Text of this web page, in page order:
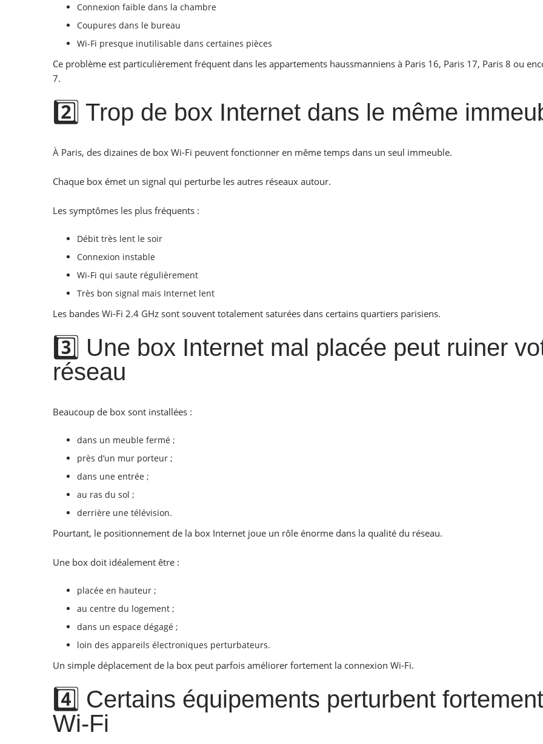
Connexion faible dans la chambre
Coupures dans le bureau
Wi-Fi presque inutilisable dans certaines pièces
Ce problème est particulièrement fréquent dans les appartements haussmanniens à Paris 16, Paris 17, Paris 8 ou
7.
2️⃣ Trop de box Internet dans le même
À Paris, des dizaines de box Wi-Fi peuvent fonctionner en même temps dans un seul immeuble.
Chaque box émet un signal qui perturbe les autres réseaux autour.
Les symptômes les plus fréquents :
Débit très lent le soir
Connexion instable
Wi-Fi qui saute régulièrement
Très bon signal mais Internet lent
Les bandes Wi-Fi 2.4 GHz sont souvent totalement saturées dans certains quartiers parisiens.
3️⃣ Une box Internet mal placée peut ruiner
réseau
Beaucoup de box sont installées :
dans un meuble fermé ;
près d’un mur porteur ;
dans une entrée ;
au ras du sol ;
derrière une télévision.
Pourtant, le positionnement de la box Internet joue un rôle énorme dans la qualité du réseau.
Une box doit idéalement être :
placée en hauteur ;
au centre du logement ;
dans un espace dégagé ;
loin des appareils électroniques perturbateurs.
Un simple déplacement de la box peut parfois améliorer fortement la connexion Wi-Fi.
4️⃣ Certains équipements perturbent
Wi-Fi